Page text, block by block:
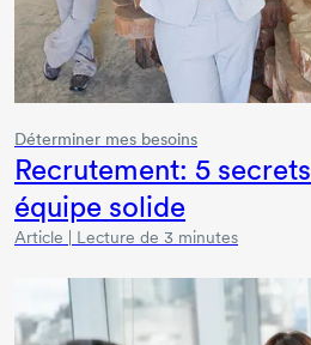
Déterminer mes besoins
Recrutement: 5 secrets
équipe solide
Article | Lecture de 3 minutes